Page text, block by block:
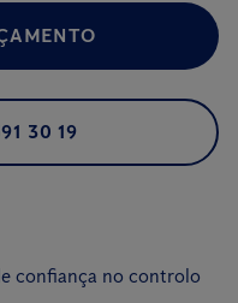
30 19
confiança no controlo